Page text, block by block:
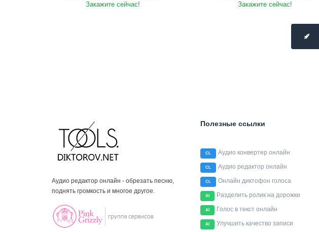
Закажите сейчас!
Закажите сейчас!
Аудио редактор онлайн - обрезать песню,
поднять громкость и многое другое.
Полезные ссылки
CL Аудио конвертер онлайн
CL Аудио редактор онлайн
CL Онлайн диктофон голоса
AI Разделить ролик на дорожки
AI Голос в текст онлайн
AI Улучшить качество записи